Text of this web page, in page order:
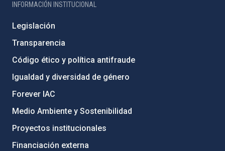
INFORMACIÓN INSTITUCIONAL
Legislación
Transparencia
Código ético y política antifraude
Igualdad y diversidad de género
Forever IAC
Medio Ambiente y Sostenibilidad
Proyectos institucionales
Financiación externa